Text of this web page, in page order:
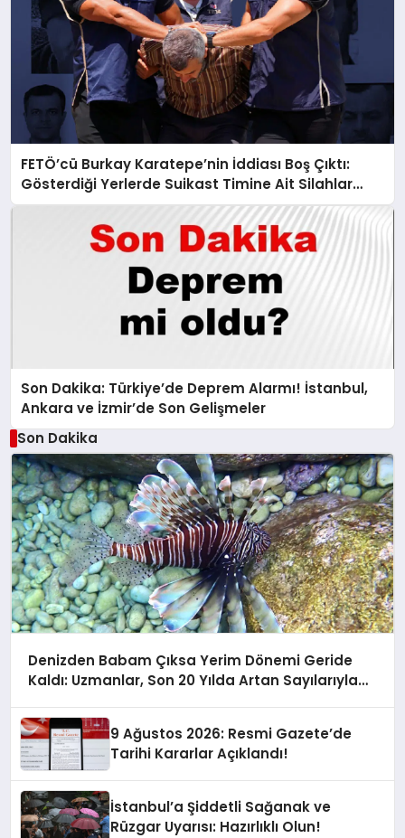
FETÖ’cü Burkay Karatepe’nin İddiası Boş Çıktı:
Gösterdiği Yerlerde Suikast Timine Ait Silahlar
Bulunamadı!
Son Dakika: Türkiye’de Deprem Alarmı! İstanbul,
Ankara ve İzmir’de Son Gelişmeler
Son Dakika
Denizden Babam Çıksa Yerim Dönemi Geride
Kaldı: Uzmanlar, Son 20 Yılda Artan Sayılarıyla
9 Ağustos 2026: Resmi Gazete’de
Tarihi Kararlar Açıklandı!
İstanbul’a Şiddetli Sağanak ve
Rüzgar Uyarısı: Hazırlıklı Olun!